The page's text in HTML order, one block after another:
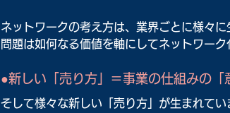
ネットワークの考え方は、業界ごとに様々に
問題は如何なる価値を軸にしてネットワー
●新しい「売り方」＝事業の仕組みの「
そして様々な新しい「売り方」が生まれて